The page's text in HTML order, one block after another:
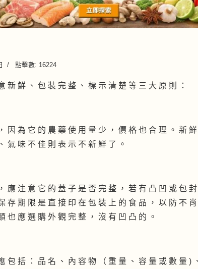
點擊數: 16224
新 鮮 、 包 裝 完 整 、 標 示 清 楚 等 三 大 原 則 ：
因 為 它 的 農 藥 使 用 量 少 ， 價 格 也 合 理 。 新
氣 味 不 佳 則 表 示 不 新 鮮 了 。
應 注 意 它 的 蓋 子 是 否 完 整 ， 若 有 凸 凹 或 包
存 期 限 是 直 接 印 在 包 裝 上 的 食 品 ， 以 防 不
也 應 選 購 外 觀 完 整 ， 沒 有 凹 凸 的 。
包 括 ： 品 名 、 內 容 物 （ 重 量 、 容 量 或 數 量 )